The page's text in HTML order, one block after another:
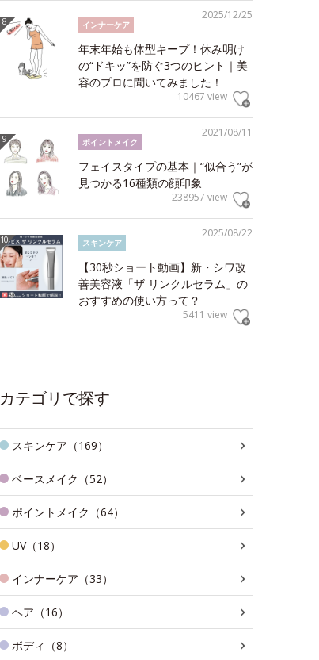
2025/12/25
インナーケア
年末年始も体型キープ！休み明け
の“ドキッ”を防ぐ3つのヒント｜美
容のプロに聞いてみました！
10467 view
2021/08/11
ポイントメイク
フェイスタイプの基本｜“似合う”が
見つかる16種類の顔印象
238957 view
2025/08/22
スキンケア
【30秒ショート動画】新・シワ改
善美容液「ザ リンクルセラム」の
おすすめの使い方って？
5411 view
カテゴリで探す
スキンケア（169）
ベースメイク（52）
ポイントメイク（64）
UV（18）
インナーケア（33）
ヘア（16）
ボディ（8）